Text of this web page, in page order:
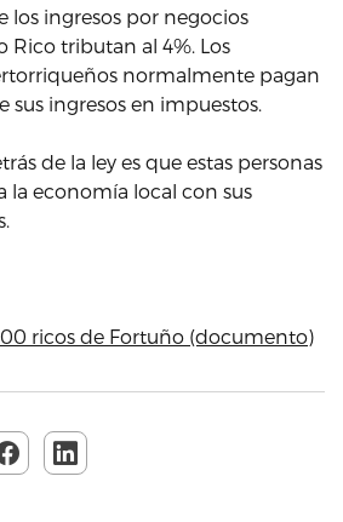
los ingresos por negocios
Rico tributan al 4%. Los
normalmente pagan
sus ingresos en impuestos.
de la ley es que estas personas
economía local con sus
ricos de Fortuño (documento)